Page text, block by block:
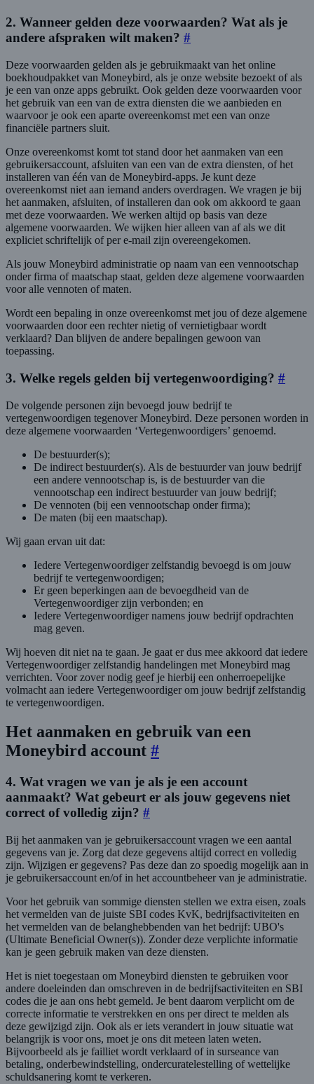
2. Wanneer gelden deze voorwaarden? Wat als je
andere afspraken wilt maken? #
Deze voorwaarden gelden als je gebruikmaakt van het online
boekhoudpakket van Moneybird, als je onze website bezoekt of als
je een van onze apps gebruikt. Ook gelden deze voorwaarden voor
het gebruik van een van de extra diensten die we aanbieden en
waarvoor je ook een aparte overeenkomst met een van onze
financiële partners sluit.
Onze overeenkomst komt tot stand door het aanmaken van een
gebruikersaccount, afsluiten van een van de extra diensten, of het
installeren van één van de Moneybird-apps. Je kunt deze
overeenkomst niet aan iemand anders overdragen. We vragen je bij
het aanmaken, afsluiten, of installeren dan ook om akkoord te gaan
met deze voorwaarden. We werken altijd op basis van deze
algemene voorwaarden. We wijken hier alleen van af als we dit
expliciet schriftelijk of per e-mail zijn overeengekomen.
Als jouw Moneybird administratie op naam van een vennootschap
onder firma of maatschap staat, gelden deze algemene voorwaarden
voor alle vennoten of maten.
Wordt een bepaling in onze overeenkomst met jou of deze algemene
voorwaarden door een rechter nietig of vernietigbaar wordt
verklaard? Dan blijven de andere bepalingen gewoon van
toepassing.
3. Welke regels gelden bij vertegenwoordiging? #
De volgende personen zijn bevoegd jouw bedrijf te
vertegenwoordigen tegenover Moneybird. Deze personen worden in
deze algemene voorwaarden ‘Vertegenwoordigers’ genoemd.
De bestuurder(s);
De indirect bestuurder(s). Als de bestuurder van jouw bedrijf
een andere vennootschap is, is de bestuurder van die
vennootschap een indirect bestuurder van jouw bedrijf;
De vennoten (bij een vennootschap onder firma);
De maten (bij een maatschap).
Wij gaan ervan uit dat:
Iedere Vertegenwoordiger zelfstandig bevoegd is om jouw
bedrijf te vertegenwoordigen;
Er geen beperkingen aan de bevoegdheid van de
Vertegenwoordiger zijn verbonden; en
Iedere Vertegenwoordiger namens jouw bedrijf opdrachten
mag geven.
Wij hoeven dit niet na te gaan. Je gaat er dus mee akkoord dat iedere
Vertegenwoordiger zelfstandig handelingen met Moneybird mag
verrichten. Voor zover nodig geef je hierbij een onherroepelijke
volmacht aan iedere Vertegenwoordiger om jouw bedrijf zelfstandig
te vertegenwoordigen.
Het aanmaken en gebruik van een
Moneybird account #
4. Wat vragen we van je als je een account
aanmaakt? Wat gebeurt er als jouw gegevens niet
correct of volledig zijn? #
Bij het aanmaken van je gebruikersaccount vragen we een aantal
gegevens van je. Zorg dat deze gegevens altijd correct en volledig
zijn. Wijzigen er gegevens? Pas deze dan zo spoedig mogelijk aan in
je gebruikersaccount en/of in het accountbeheer van je administratie.
Voor het gebruik van sommige diensten stellen we extra eisen, zoals
het vermelden van de juiste SBI codes KvK, bedrijfsactiviteiten en
het vermelden van de belanghebbenden van het bedrijf: UBO's
(Ultimate Beneficial Owner(s)). Zonder deze verplichte informatie
kan je geen gebruik maken van deze diensten.
Het is niet toegestaan om Moneybird diensten te gebruiken voor
andere doeleinden dan omschreven in de bedrijfsactiviteiten en SBI
codes die je aan ons hebt gemeld. Je bent daarom verplicht om de
correcte informatie te verstrekken en ons per direct te melden als
deze gewijzigd zijn. Ook als er iets verandert in jouw situatie wat
belangrijk is voor ons, moet je ons dit meteen laten weten.
Bijvoorbeeld als je failliet wordt verklaard of in surseance van
betaling, onderbewindstelling, ondercuratelestelling of wettelijke
schuldsanering komt te verkeren.